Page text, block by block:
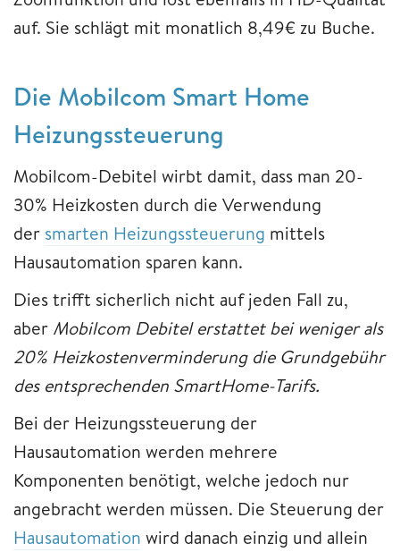
auf. Sie schlägt mit monatlich 8,49€ zu Buche.
Die Mobilcom Smart Home
Heizungssteuerung
Mobilcom-Debitel wirbt damit, dass man 20-
30% Heizkosten durch die Verwendung
der smarten Heizungssteuerung mittels
Hausautomation sparen kann.
Dies trifft sicherlich nicht auf jeden Fall zu,
aber Mobilcom Debitel erstattet bei weniger als
20% Heizkostenverminderung die Grundgebühr
des entsprechenden SmartHome-Tarifs.
Bei der Heizungssteuerung der
Hausautomation werden mehrere
Komponenten benötigt, welche jedoch nur
angebracht werden müssen. Die Steuerung der
Hausautomation wird danach einzig und allein